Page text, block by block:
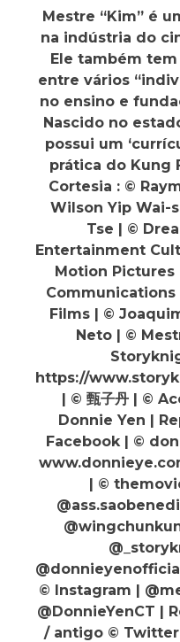
Mestre “Kim” é
na indústria do
Ele também
entre vários
no ensino e
Nascido no
possui um
prática do Kung
Cortesia : ©
Wilson Yip Wai-
Tse | ©
Entertainment
Motion
Communications
Films | ©
Neto | ©
https://
| © 甄子丹 | ©
Donnie Yen |
Facebook | ©
| ©
© Instagram |
@DonnieYenCT |
/ antigo © Twitter